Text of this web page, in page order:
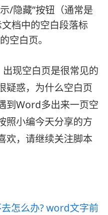
/隐藏”按钮（通常是
档中的空白段落标
空白页。
现空白页是很常见的
疑惑，为什么空白页
到Word多出来一页空
照小编今天分享的方
欢，请继续关注脚本
怎么办? word文字前